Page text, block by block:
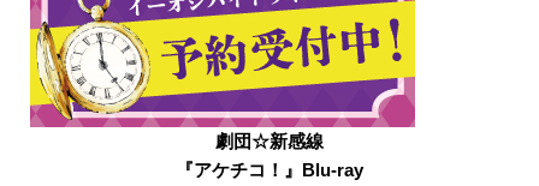
劇団☆新感線
『アケチコ！』Blu-ray